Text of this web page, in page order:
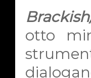
otto